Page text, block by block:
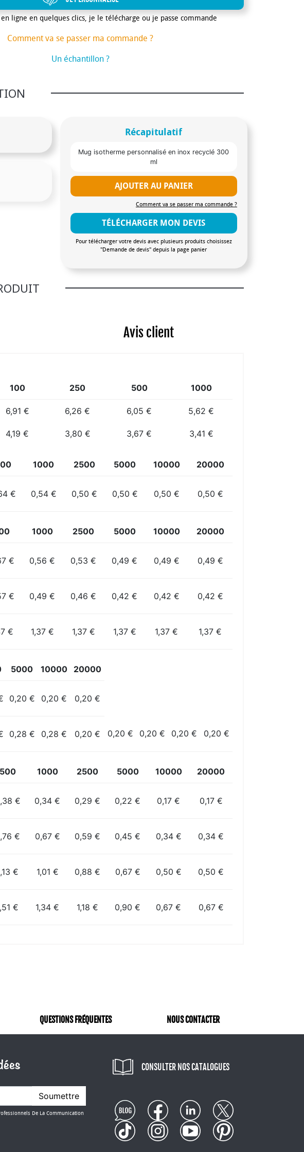
en ligne en quelques clics, je le télécharge ou je passe commande
Comment va se passer ma commande ?
Un échantillon ?
Récapitulatif
Mug isotherme personnalisé en inox recyclé 300
ml
AJOUTER AU PANIER
Comment va se passer ma commande ?
TÉLÉCHARGER MON DEVIS
Pour télécharger votre devis avec plusieurs produits choisissez
"Demande de devis" depuis la page panier
Avis client
100 250 500 1000
6,91 € 6,26 € 6,05 € 5,62 €
4,19 € 3,80 € 3,67 € 3,41 €
1000 2500 5000 10000 20000
€ 0,54 € 0,50 € 0,50 € 0,50 € 0,50 €
1000 2500 5000 10000 20000
€ 0,56 € 0,53 € 0,49 € 0,49 € 0,49 €
€ 0,49 € 0,46 € 0,42 € 0,42 € 0,42 €
€ 1,37 € 1,37 € 1,37 € 1,37 € 1,37 €
5000 10000 20000
0,20 € 0,20 € 0,20 €
0,28 € 0,28 € 0,20 € 0,20 € 0,20 € 0,20 € 0,20 €
500 1000 2500 5000 10000 20000
€ 0,34 € 0,29 € 0,22 € 0,17 € 0,17 €
€ 0,67 € 0,59 € 0,45 € 0,34 € 0,34 €
€ 1,01 € 0,88 € 0,67 € 0,50 € 0,50 €
€ 1,34 € 1,18 € 0,90 € 0,67 € 0,67 €
QUESTIONS FRÉQUENTES NOUS CONTACTER
Soumettre
De La Communication
CONSULTER NOS CATALOGUES